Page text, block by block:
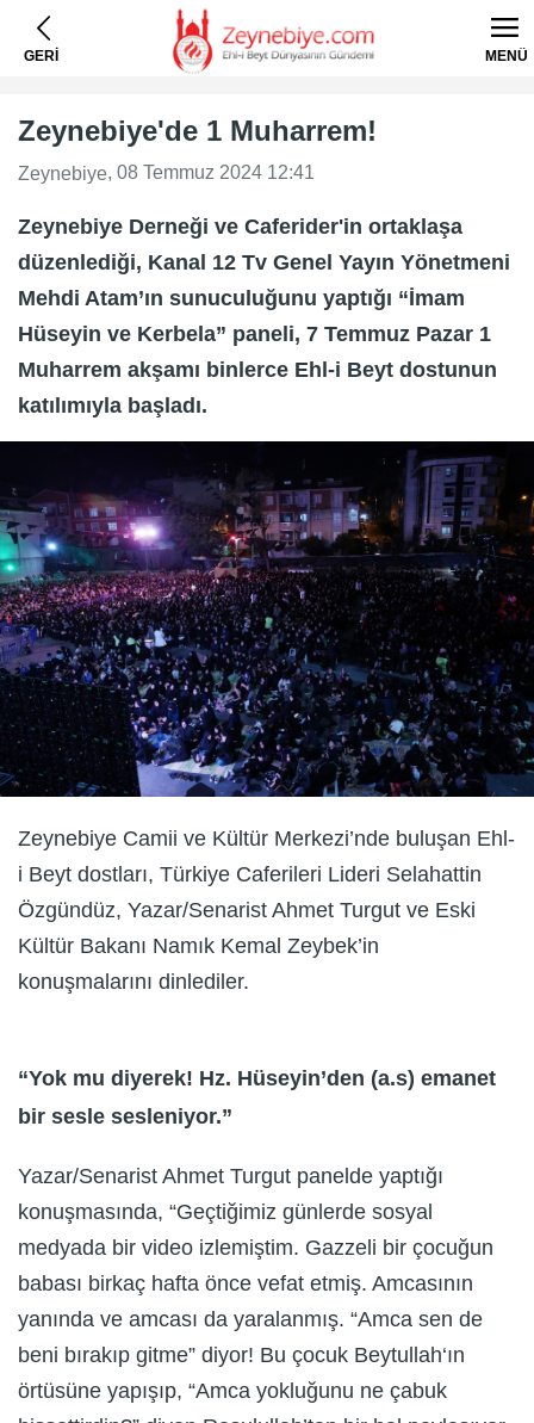
GERİ MENÜ
Zeynebiye'de 1 Muharrem!
Zeynebiye, 08 Temmuz 2024 12:41
Zeynebiye Derneği ve Caferider'in ortaklaşa
düzenlediği, Kanal 12 Tv Genel Yayın Yönetmeni
Mehdi Atam’ın sunuculuğunu yaptığı “İmam
Hüseyin ve Kerbela” paneli, 7 Temmuz Pazar 1
Muharrem akşamı binlerce Ehl-i Beyt dostunun
katılımıyla başladı.
Zeynebiye Camii ve Kültür Merkezi’nde buluşan Ehl-
i Beyt dostları, Türkiye Caferileri Lideri Selahattin
Özgündüz, Yazar/Senarist Ahmet Turgut ve Eski
Kültür Bakanı Namık Kemal Zeybek’in
konuşmalarını dinlediler.
“Yok mu diyerek! Hz. Hüseyin’den (a.s) emanet
bir sesle sesleniyor.”
Yazar/Senarist Ahmet Turgut panelde yaptığı
konuşmasında, “Geçtiğimiz günlerde sosyal
medyada bir video izlemiştim. Gazzeli bir çocuğun
babası birkaç hafta önce vefat etmiş. Amcasının
yanında ve amcası da yaralanmış. “Amca sen de
beni bırakıp gitme” diyor! Bu çocuk Beytullah‘ın
örtüsüne yapışıp, “Amca yokluğunu ne çabuk